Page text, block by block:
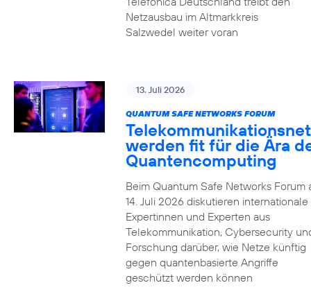
Netzausbau im Altmarkkreis
Salzwedel weiter voran
13. Juli 2026
QUANTUM SAFE NETWORKS FORUM
werden fit für die Ära
Quantencomputing
Beim Quantum Safe Networks Forum
14. Juli 2026 diskutieren internationale
Expertinnen und Experten aus
Telekommunikation, Cybersecurity
Forschung darüber, wie Netze künftig
gegen quantenbasierte Angriffe
geschützt werden können